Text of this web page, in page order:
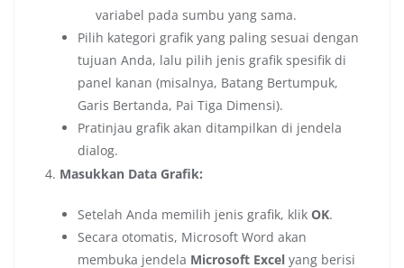
variabel pada sumbu yang sama.
Pilih kategori grafik yang paling sesuai dengan
tujuan Anda, lalu pilih jenis grafik spesifik di
panel kanan (misalnya, Batang Bertumpuk,
Garis Bertanda, Pai Tiga Dimensi).
Pratinjau grafik akan ditampilkan di jendela
dialog.
Masukkan Data Grafik:
Setelah Anda memilih jenis grafik, klik OK.
Secara otomatis, Microsoft Word akan
membuka jendela Microsoft Excel yang berisi